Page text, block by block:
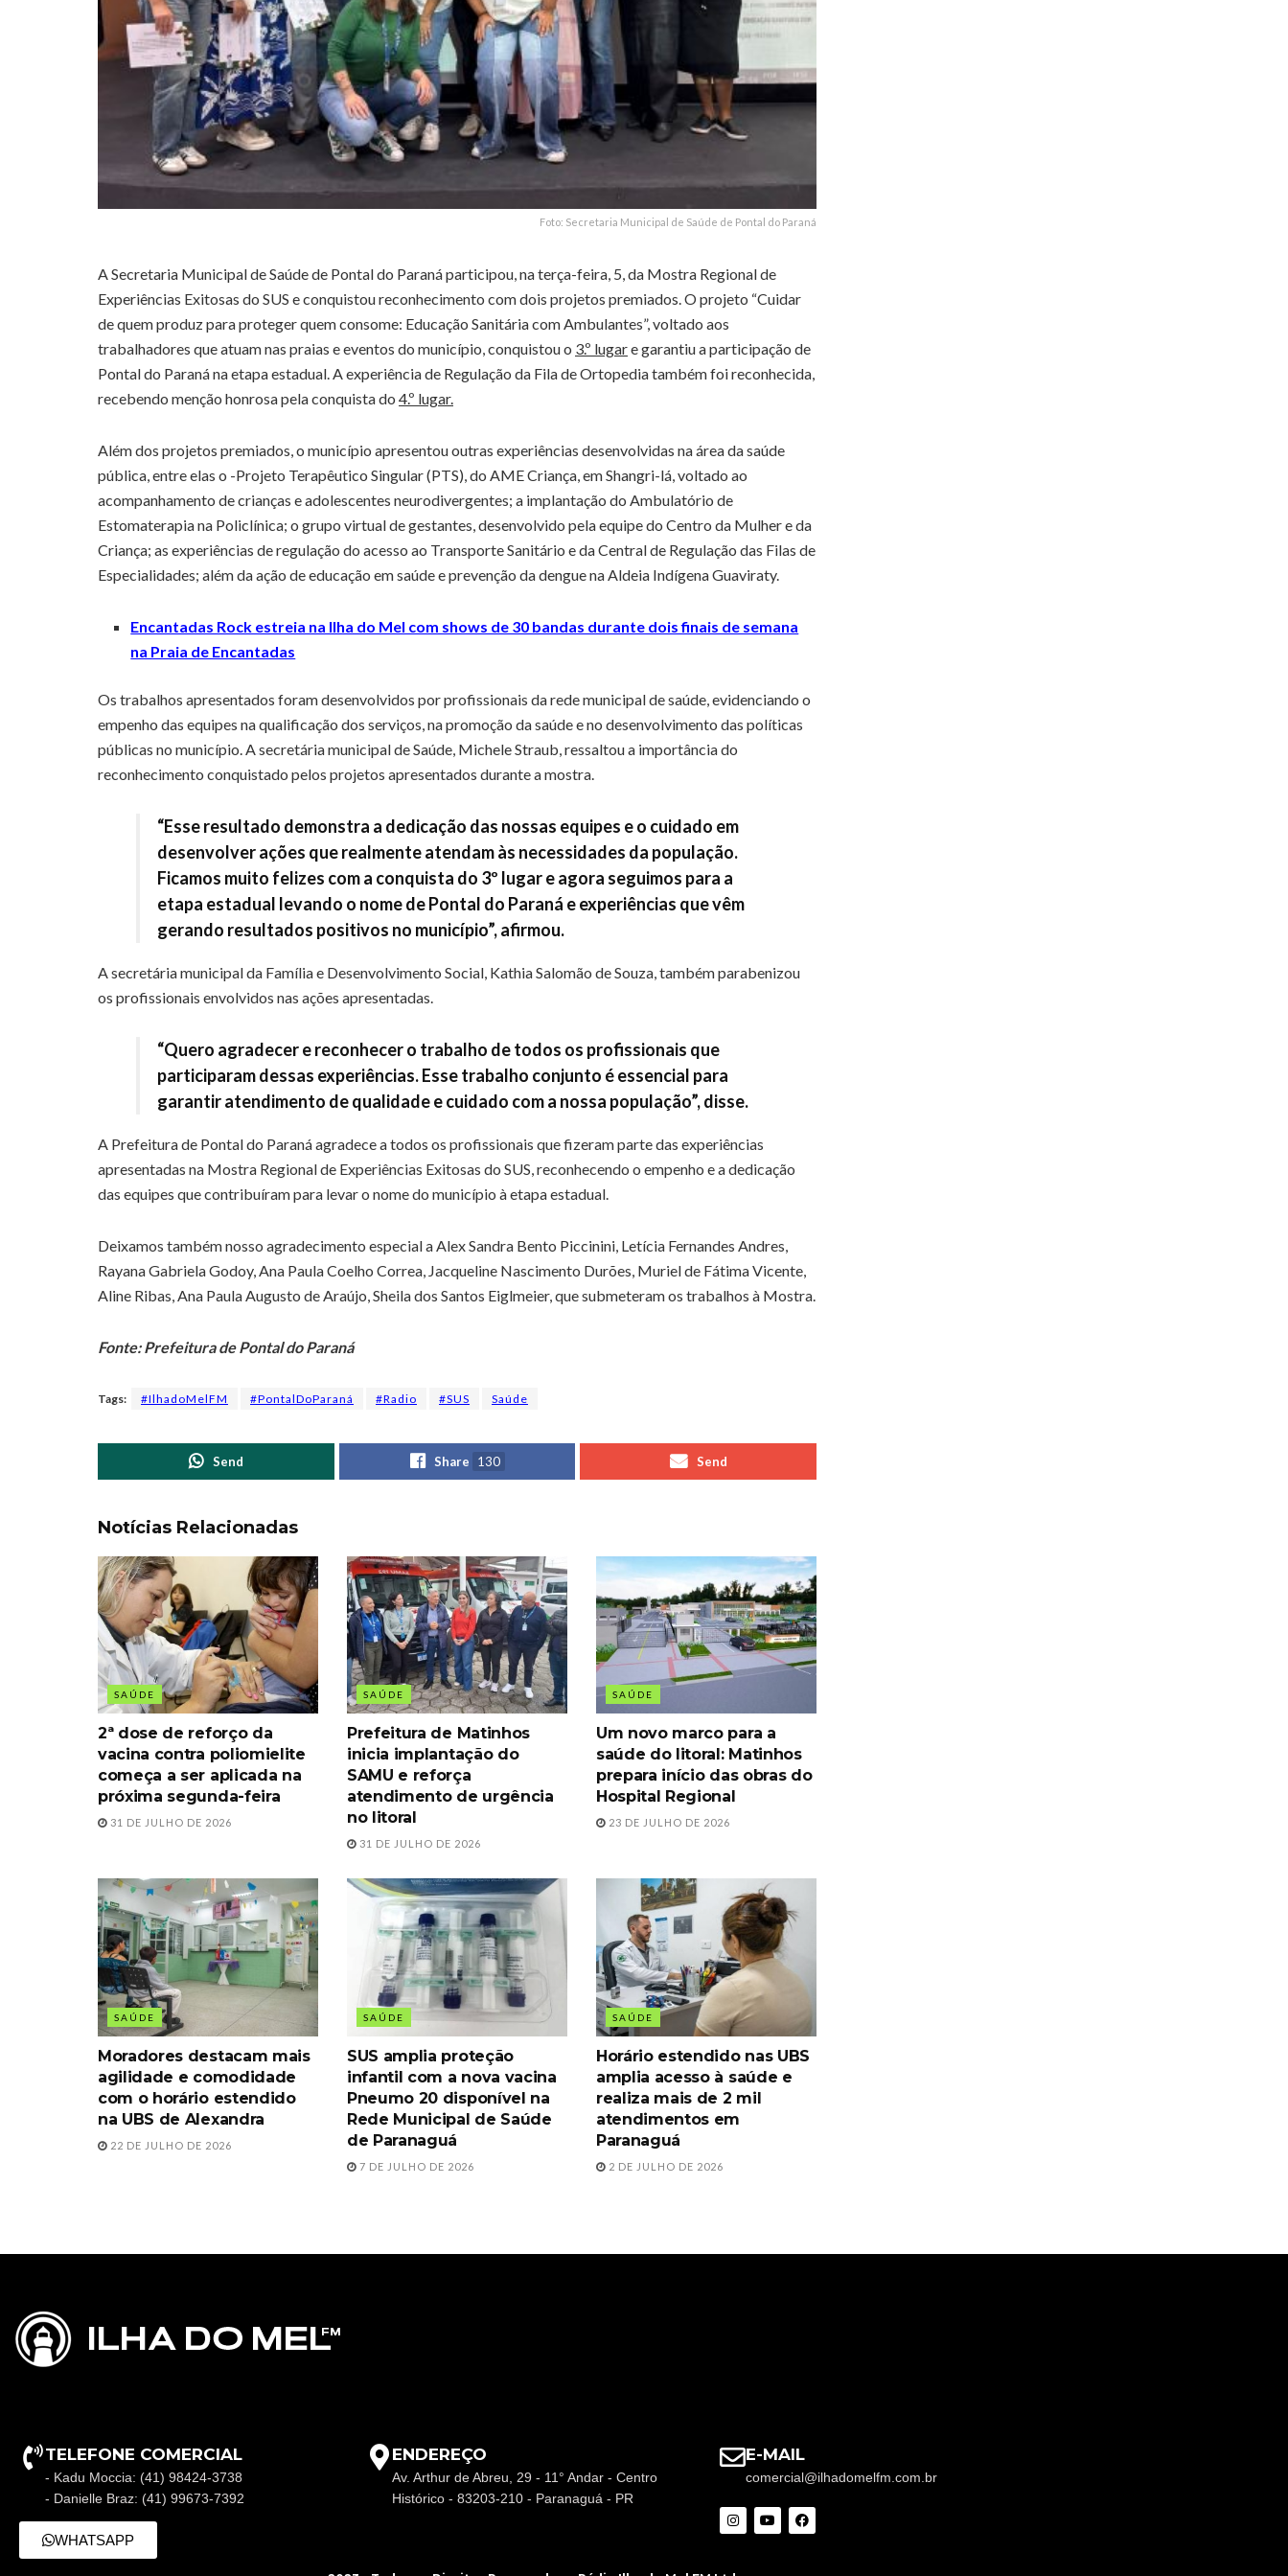
Foto: Secretaria Municipal de Saúde de Pontal do Paraná
A Secretaria Municipal de Saúde de Pontal do Paraná participou, na terça-feira, 5, da Mostra Regional de
Experiências Exitosas do SUS e conquistou reconhecimento com dois projetos premiados. O projeto “Cuidar
de quem produz para proteger quem consome: Educação Sanitária com Ambulantes”, voltado aos
trabalhadores que atuam nas praias e eventos do município, conquistou o 3.º lugare garantiu a participação de
Pontal do Paraná na etapa estadual. A experiência de Regulação da Fila de Ortopedia também foi reconhecida,
recebendo menção honrosa pela conquista do 4.º lugar.
Além dos projetos premiados, o município apresentou outras experiências desenvolvidas na área da saúde
pública, entre elas o -Projeto Terapêutico Singular (PTS), do AME Criança, em Shangri-lá, voltado ao
acompanhamento de crianças e adolescentes neurodivergentes; a implantação do Ambulatório de
Estomaterapia na Policlínica; o grupo virtual de gestantes, desenvolvido pela equipe do Centro da Mulher e da
Criança; as experiências de regulação do acesso ao Transporte Sanitário e da Central de Regulação das Filas de
Especialidades; além da ação de educação em saúde e prevenção da dengue na Aldeia Indígena Guaviraty.
Encantadas Rock estreia na Ilha do Mel com shows de 30 bandas durante dois finais de semana
na Praia de Encantadas
Os trabalhos apresentados foram desenvolvidos por profissionais da rede municipal de saúde, evidenciando o
empenho das equipes na qualificação dos serviços, na promoção da saúde e no desenvolvimento das políticas
públicas no município. A secretária municipal de Saúde, Michele Straub, ressaltou a importância do
reconhecimento conquistado pelos projetos apresentados durante a mostra.
“Esse resultado demonstra a dedicação das nossas equipes e o cuidado em
desenvolver ações que realmente atendam às necessidades da população.
Ficamos muito felizes com a conquista do 3º lugar e agora seguimos para a
etapa estadual levando o nome de Pontal do Paraná e experiências que vêm
gerando resultados positivos no município”, afirmou.
A secretária municipal da Família e Desenvolvimento Social, Kathia Salomão de Souza, também parabenizou
os profissionais envolvidos nas ações apresentadas.
“Quero agradecer e reconhecer o trabalho de todos os profissionais que
participaram dessas experiências. Esse trabalho conjunto é essencial para
garantir atendimento de qualidade e cuidado com a nossa população”, disse.
A Prefeitura de Pontal do Paraná agradece a todos os profissionais que fizeram parte das experiências
apresentadas na Mostra Regional de Experiências Exitosas do SUS, reconhecendo o empenho e a dedicação
das equipes que contribuíram para levar o nome do município à etapa estadual.
Deixamos também nosso agradecimento especial a Alex Sandra Bento Piccinini, Letícia Fernandes Andres,
Rayana Gabriela Godoy, Ana Paula Coelho Correa, Jacqueline Nascimento Durões, Muriel de Fátima Vicente,
Aline Ribas, Ana Paula Augusto de Araújo, Sheila dos Santos Eiglmeier, que submeteram os trabalhos à Mostra.
Fonte: Prefeitura de Pontal do Paraná
Tags: #IlhadoMelFM #PontalDoParaná #Radio #SUS Saúde
Send Share 130 Send
Notícias Relacionadas
SAÚDE
2ª dose de reforço da
vacina contra poliomielite
começa a ser aplicada na
próxima segunda-feira
31 DE JULHO DE 2026
SAÚDE
Prefeitura de Matinhos
inicia implantação do
SAMU e reforça
atendimento de urgência
no litoral
31 DE JULHO DE 2026
SAÚDE
Um novo marco para a
saúde do litoral: Matinhos
prepara início das obras do
Hospital Regional
23 DE JULHO DE 2026
SAÚDE
Moradores destacam mais
agilidade e comodidade
com o horário estendido
na UBS de Alexandra
22 DE JULHO DE 2026
SAÚDE
SUS amplia proteção
infantil com a nova vacina
Pneumo 20 disponível na
Rede Municipal de Saúde
de Paranaguá
7 DE JULHO DE 2026
SAÚDE
Horário estendido nas UBS
amplia acesso à saúde e
realiza mais de 2 mil
atendimentos em
Paranaguá
2 DE JULHO DE 2026
TELEFONE COMERCIAL
- Kadu Moccia: (41) 98424-3738
- Danielle Braz: (41) 99673-7392
WHATSAPP
ENDEREÇO
Av. Arthur de Abreu, 29 - 11° Andar - Centro
Histórico - 83203-210 - Paranaguá - PR
E-MAIL
comercial@ilhadomelfm.com.br